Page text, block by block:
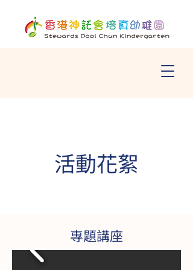
活動花絮
專題​講座